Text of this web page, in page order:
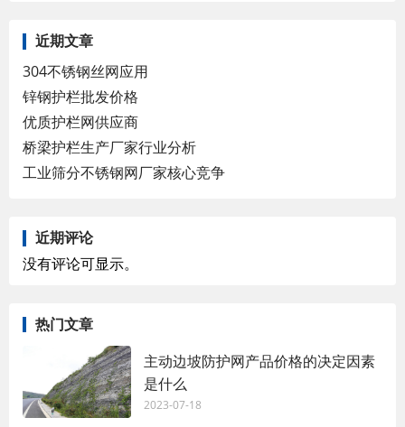
近期文章
304不锈钢丝网应用
锌钢护栏批发价格
优质护栏网供应商
桥梁护栏生产厂家行业分析
工业筛分不锈钢网厂家核心竞争
近期评论
没有评论可显示。
热门文章
主动边坡防护网产品价格的决定因素
是什么
2023-07-18